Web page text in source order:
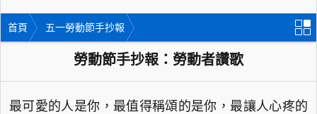
首頁 五一勞動節手抄報
勞動節手抄報：勞動者讚歌
最可愛的人是你，最值得稱頌的是你，最讓人心疼的